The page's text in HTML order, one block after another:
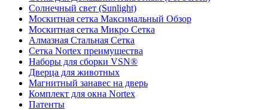
Солнечный свет (Sunlight)
Москитная сетка Максимальный Обзор
Москитная сетка Микро Сетка
Алмазная Стальная Сетка
Сетка Nortex преимущества
Наборы для сборки VSN®
Дверца для животных
Магнитный занавес на дверь
Комплект для окна Nortex
Патенты